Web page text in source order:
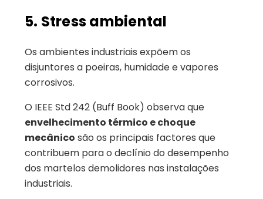
5. Stress ambiental
Os ambientes industriais expõem os
disjuntores a poeiras, humidade e vapores
corrosivos.
O IEEE Std 242 (Buff Book) observa que
envelhecimento térmico e choque
mecânico são os principais factores que
contribuem para o declínio do desempenho
dos martelos demolidores nas instalações
industriais.